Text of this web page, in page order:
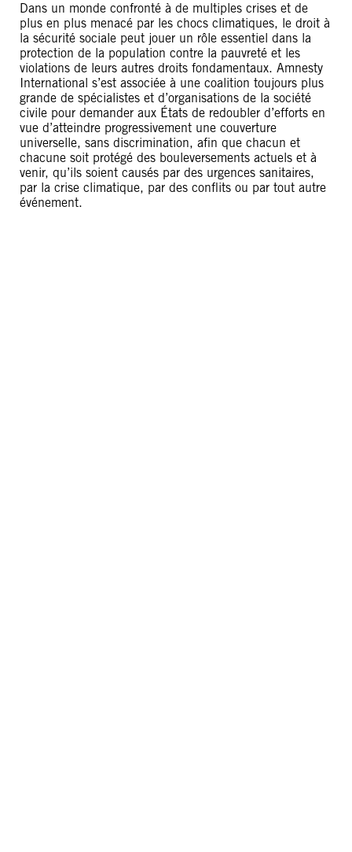
Dans un monde confronté à de multiples crises et de
plus en plus menacé par les chocs climatiques, le droit à
la sécurité sociale peut jouer un rôle essentiel dans la
protection de la population contre la pauvreté et les
violations de leurs autres droits fondamentaux. Amnesty
International s’est associée à une coalition toujours plus
grande de spécialistes et d’organisations de la société
civile pour demander aux États de redoubler d’efforts en
vue d’atteindre progressivement une couverture
universelle, sans discrimination, afin que chacun et
chacune soit protégé des bouleversements actuels et à
venir, qu’ils soient causés par des urgences sanitaires,
par la crise climatique, par des conflits ou par tout autre
événement.